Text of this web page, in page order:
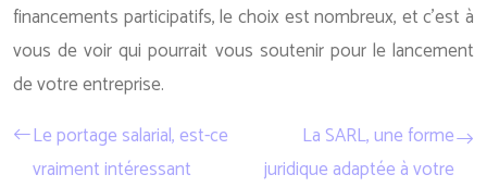
financements participatifs, le choix est nombreux, et c’est à
vous de voir qui pourrait vous soutenir pour le lancement
de votre entreprise.
Le portage salarial, est-ce
vraiment intéressant
La SARL, une forme
juridique adaptée à votre